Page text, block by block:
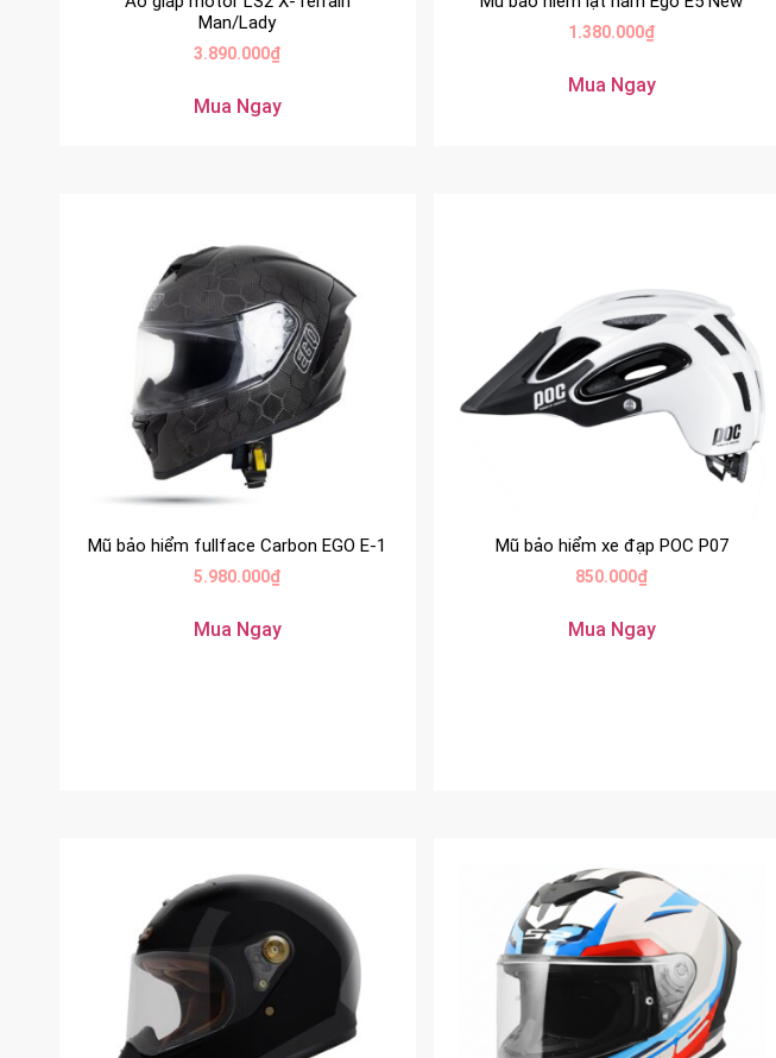
Man/Lady
3.890.000₫
Mua Ngay
1.380.000₫
Mua Ngay
Mũ bảo hiểm fullface Carbon EGO E-1
5.980.000₫
Mua Ngay
Mũ bảo hiểm xe đạp POC P07
850.000₫
Mua Ngay